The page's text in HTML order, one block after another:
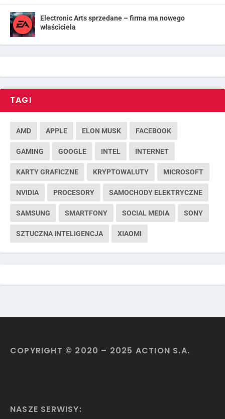
Electronic Arts sprzedane – firma ma nowego
właściciela
TAGI
AMD APPLE ELON MUSK FACEBOOK
GAMING GOOGLE INTEL INTERNET
KARTY GRAFICZNE KRYPTOWALUTY MICROSOFT
NVIDIA PROCESORY SAMOCHODY ELEKTRYCZNE
SAMSUNG SMARTFONY SOCIAL MEDIA SONY
SZTUCZNA INTELIGENCJA XIAOMI
COPYRIGHT © 2020 – 2025 ACTION S.A.
NASZE SERWISY: